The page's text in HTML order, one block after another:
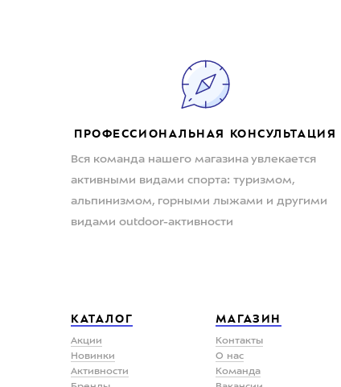
ПРОФЕССИОНАЛЬНАЯ КОНСУЛЬТАЦИЯ
Вся команда нашего магазина увлекается
активными видами спорта: туризмом,
альпинизмом, горными лыжами и другими
видами outdoor-активности
КАТАЛОГ
Акции
Новинки
Активности
МАГАЗИН
Контакты
О нас
Команда